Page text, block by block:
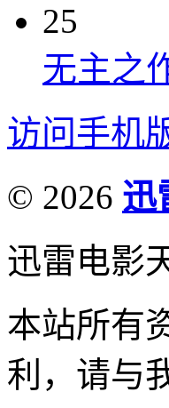
25
无主之
访问手机
© 2026 迅
迅雷电影
本站所有
利，请与